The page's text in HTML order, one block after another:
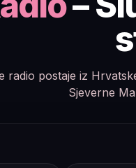
radio postaje iz
Sjeverne